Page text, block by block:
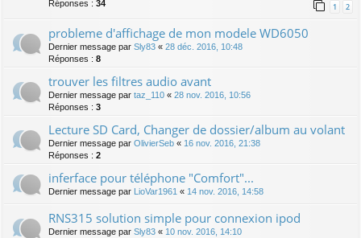
Réponses : 34 1 2
probleme d'affichage de mon modele WD6050
Dernier message par Sly83 « 28 déc. 2016, 10:48
Réponses : 8
trouver les filtres audio avant
Dernier message par taz_110 « 28 nov. 2016, 10:56
Réponses : 3
Lecture SD Card, Changer de dossier/album au volant
Dernier message par OlivierSeb « 16 nov. 2016, 21:38
Réponses : 2
inferface pour téléphone "Comfort"...
Dernier message par LioVar1961 « 14 nov. 2016, 14:58
RNS315 solution simple pour connexion ipod
Dernier message par Sly83 « 10 nov. 2016, 14:10